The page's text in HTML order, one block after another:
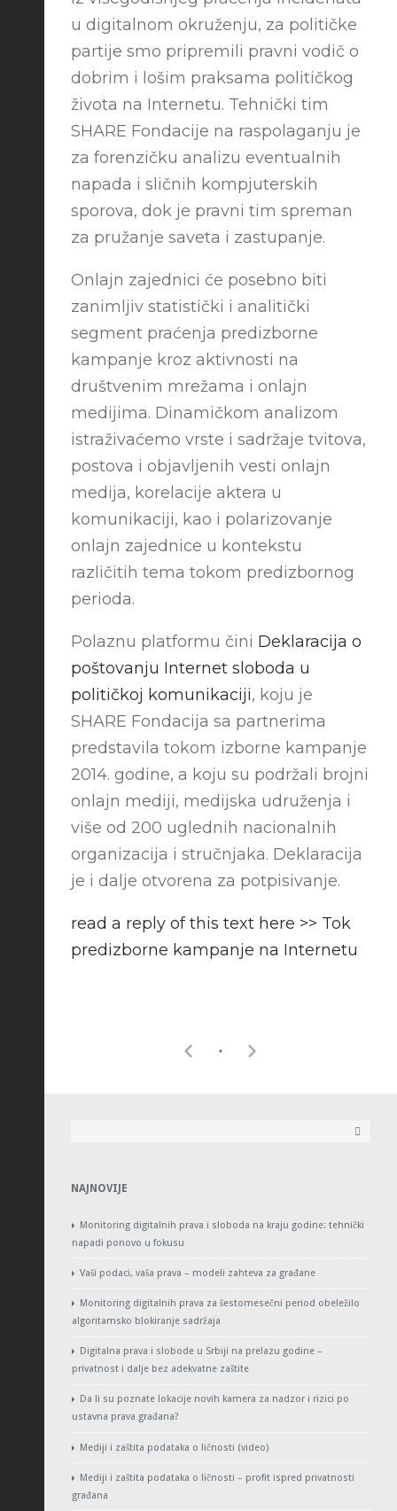
u digitalnom okruženju, za političke
partije smo pripremili pravni vodič o
dobrim i lošim praksama političkog
života na Internetu. Tehnički tim
SHARE Fondacije na raspolaganju je
za forenzičku analizu eventualnih
napada i sličnih kompjuterskih
sporova, dok je pravni tim spreman
za pružanje saveta i zastupanje.
Onlajn zajednici će posebno biti
zanimljiv statistički i analitički
segment praćenja predizborne
kampanje kroz aktivnosti na
društvenim mrežama i onlajn
medijima. Dinamičkom analizom
istraživaćemo vrste i sadržaje tvitova,
postova i objavljenih vesti onlajn
medija, korelacije aktera u
komunikaciji, kao i polarizovanje
onlajn zajednice u kontekstu
različitih tema tokom predizbornog
perioda.
Polaznu platformu čini Deklaracija o
poštovanju Internet sloboda u
političkoj komunikaciji, koju je
SHARE Fondacija sa partnerima
predstavila tokom izborne kampanje
2014. godine, a koju su podržali brojni
onlajn mediji, medijska udruženja i
više od 200 uglednih nacionalnih
organizacija i stručnjaka. Deklaracija
je i dalje otvorena za potpisivanje.
read a reply of this text here >> Tok
predizborne kampanje na Internetu
NAJNOVIJE
Monitoring digitalnih prava i sloboda na kraju godine: tehnički
napadi ponovo u fokusu
Vaši podaci, vaša prava – modeli zahteva za građane
Monitoring digitalnih prava za šestomesečni period obeležilo
algoritamsko blokiranje sadržaja
Digitalna prava i slobode u Srbiji na prelazu godine –
privatnost i dalje bez adekvatne zaštite
Da li su poznate lokacije novih kamera za nadzor i rizici po
ustavna prava građana?
Mediji i zaštita podataka o ličnosti (video)
Mediji i zaštita podataka o ličnosti – profit ispred privatnosti
građana